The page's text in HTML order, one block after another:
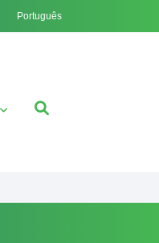
Português